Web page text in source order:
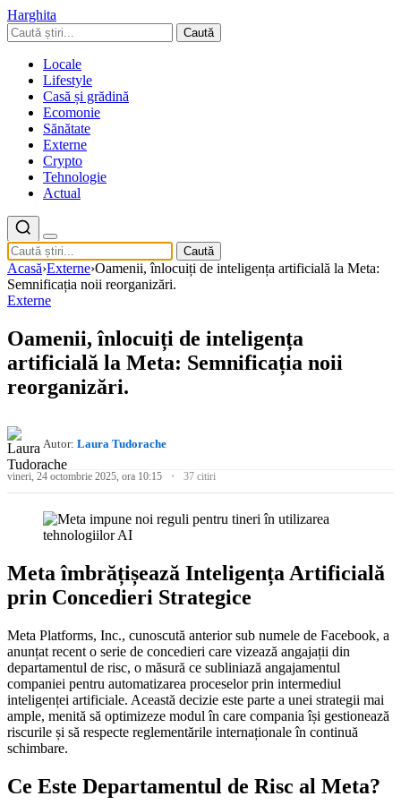
Harghita
Caută
Locale
Lifestyle
Casă și grădină
Ecomonie
Sănătate
Externe
Crypto
Tehnologie
Actual
Caută
Acasă›Externe›Oamenii, înlocuiți de inteligența artificială la Meta:
Semnificația noii reorganizări.
Externe
Oamenii, înlocuiți de inteligența
artificială la Meta: Semnificația noii
reorganizări.
Autor: Laura Tudorache
vineri, 24 octombrie 2025, ora 10:15 37 citiri
Meta îmbrățișează Inteligența Artificială
prin Concedieri Strategice
Meta Platforms, Inc., cunoscută anterior sub numele de Facebook, a
anunțat recent o serie de concedieri care vizează angajații din
departamentul de risc, o măsură ce subliniază angajamentul
companiei pentru automatizarea proceselor prin intermediul
inteligenței artificiale. Această decizie este parte a unei strategii mai
ample, menită să optimizeze modul în care compania își gestionează
riscurile și să respecte reglementările internaționale în continuă
schimbare.
Ce Este Departamentul de Risc al Meta?